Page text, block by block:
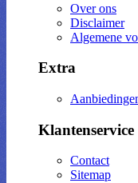
Over ons
Disclaimer
Algemene
Extra
Klantenservice
Contact
Sitemap